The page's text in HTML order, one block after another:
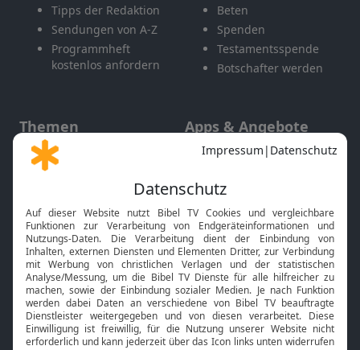
Tipps der Redaktion
Sendungen von A-Z
Programmheft
kostenlos anfordern
Beten
Spenden
Testamentsspende
Botschafter werden
Themen
Gott und Bibel erklärt
Neuigkeiten
Apps & Angebote
Mobile App
Smart TV
HbbTV
Bibelthek Online-Bibel
Nächster Gottesdienst
Bibel TV Service